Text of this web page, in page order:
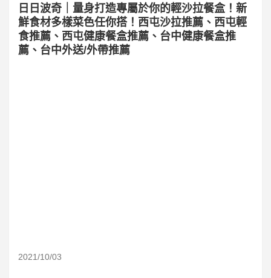
日日波奇｜量身打造專屬於你的輕沙拉餐盒！新
鮮食材多樣菜色任你搭！西屯沙拉推薦、西屯輕
食推薦、西屯健康餐盒推薦、台中健康餐盒推
薦、台中外送/外帶推薦
2021/10/03